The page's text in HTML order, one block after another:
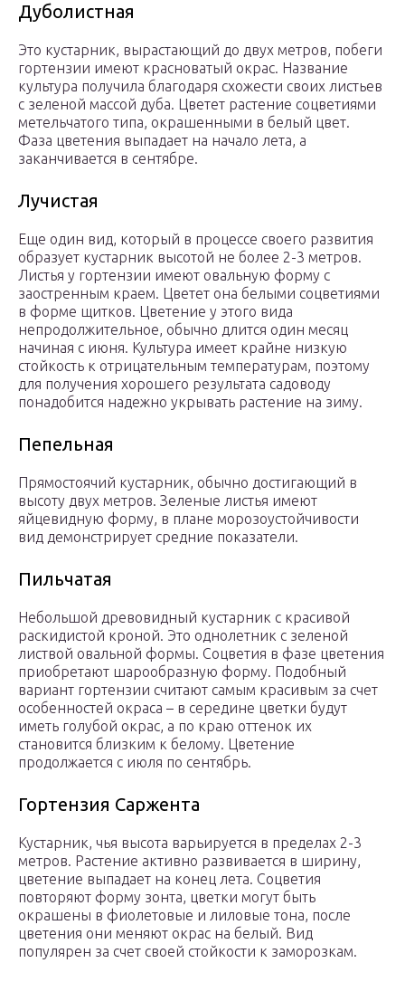
Дуболистная
Это кустарник, вырастающий до двух метров, побеги
гортензии имеют красноватый окрас. Название
культура получила благодаря схожести своих листьев
с зеленой массой дуба. Цветет растение соцветиями
метельчатого типа, окрашенными в белый цвет.
Фаза цветения выпадает на начало лета, а
заканчивается в сентябре.
Лучистая
Еще один вид, который в процессе своего развития
образует кустарник высотой не более 2-3 метров.
Листья у гортензии имеют овальную форму с
заостренным краем. Цветет она белыми соцветиями
в форме щитков. Цветение у этого вида
непродолжительное, обычно длится один месяц
начиная с июня. Культура имеет крайне низкую
стойкость к отрицательным температурам, поэтому
для получения хорошего результата садоводу
понадобится надежно укрывать растение на зиму.
Пепельная
Прямостоячий кустарник, обычно достигающий в
высоту двух метров. Зеленые листья имеют
яйцевидную форму, в плане морозоустойчивости
вид демонстрирует средние показатели.
Пильчатая
Небольшой древовидный кустарник с красивой
раскидистой кроной. Это однолетник с зеленой
листвой овальной формы. Соцветия в фазе цветения
приобретают шарообразную форму. Подобный
вариант гортензии считают самым красивым за счет
особенностей окраса – в середине цветки будут
иметь голубой окрас, а по краю оттенок их
становится близким к белому. Цветение
продолжается с июля по сентябрь.
Гортензия Саржента
Кустарник, чья высота варьируется в пределах 2-3
метров. Растение активно развивается в ширину,
цветение выпадает на конец лета. Соцветия
повторяют форму зонта, цветки могут быть
окрашены в фиолетовые и лиловые тона, после
цветения они меняют окрас на белый. Вид
популярен за счет своей стойкости к заморозкам.